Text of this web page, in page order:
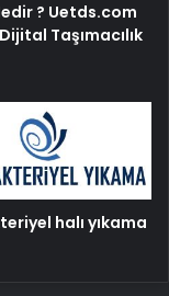
? Uetds.com
Dijital Taşımacılık
halı yıkama